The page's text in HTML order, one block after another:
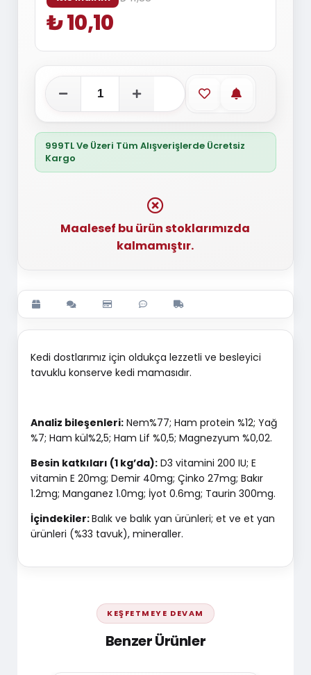
₺ 10,10
Favorilere ekle
Stoğa
999TL Ve Üzeri Tüm Alışverişlerde Ücretsiz
Kargo
Maalesef bu ürün stoklarımızda
kalmamıştır.
Kedi dostlarımız için oldukça lezzetli ve besleyici
tavuklu konserve kedi mamasıdır.
Analiz bileşenleri:Nem%77; Ham protein %12; Yağ
%7; Ham kül%2,5; Ham Lif %0,5; Magnezyum %0,02.
Besin katkıları (1 kg’da):D3 vitamini 200 IU; E
vitamin E 20mg; Demir 40mg; Çinko 27mg; Bakır
1.2mg; Manganez 1.0mg; İyot 0.6mg; Taurin 300mg.
İçindekiler:Balık ve balık yan ürünleri; et ve et yan
ürünleri (%33 tavuk), mineraller.
KEŞFETMEYE DEVAM
Benzer Ürünler